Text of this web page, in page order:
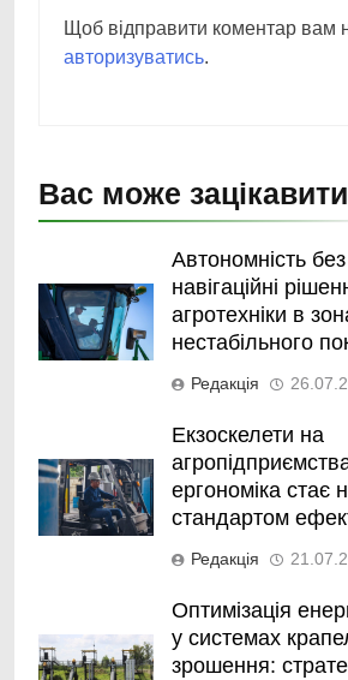
Щоб відправити коментар вам
авторизуватись.
Вас може зацікавити
Автономність
навігаційні
агротехніки в
нестабільного
Редакція
Екзоскелети на
ергономіка стає
стандартом
Редакція
Оптимізація
у системах
зрошення: